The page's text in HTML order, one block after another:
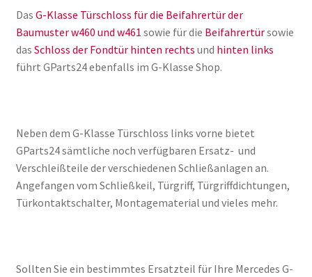
Das G-Klasse Türschloss für die Beifahrertür der
Baumuster w460 und w461 sowie für die Beifahrertürsowie
das Schloss der Fondtür hinten rechts und hinten links
führt GParts24 ebenfalls im G-Klasse Shop.
Neben dem G-Klasse Türschloss links vorne bietet
GParts24 sämtliche noch verfügbaren Ersatz- und
Verschleißteile der verschiedenen Schließanlagen an.
Angefangen vom Schließkeil, Türgriff, Türgriffdichtungen,
Türkontaktschalter, Montagematerial und vieles mehr.
Sollten Sie ein bestimmtes Ersatzteil für Ihre Mercedes G-